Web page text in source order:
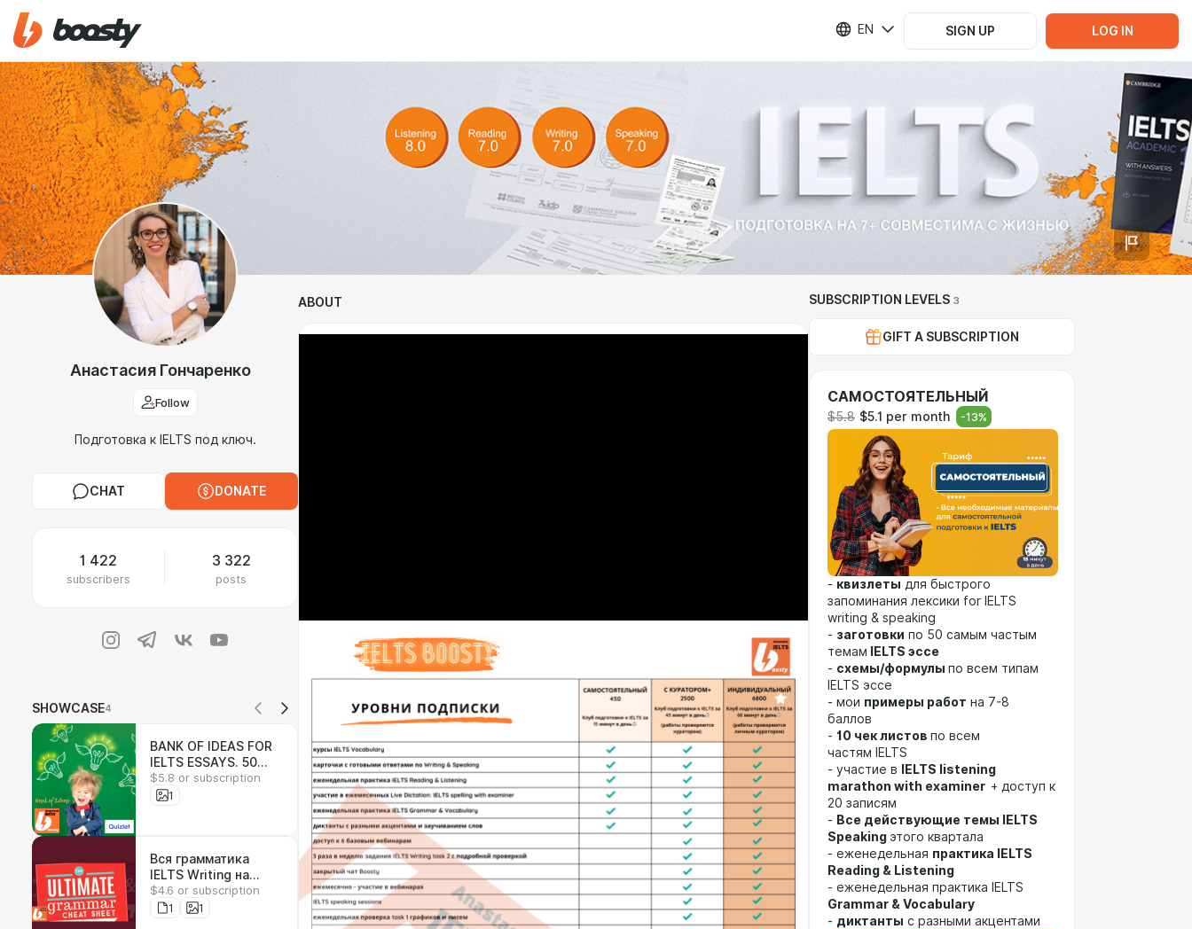
EN SIGN UP LOG IN
Анастасия Гончаренко
Follow
Подготовка к IELTS под ключ.
CHAT DONATE
1 422
subscribers
3 322
posts
SHOWCASE4
BANK OF IDEAS FOR
IELTS ESSAYS. 50
ПЛАНОВ IELTS ЭССЕ
НА ОДНОМ ЭКРАНЕ
$5.8 or subscription
1
Вся грамматика
IELTS Writing на
одном листе
$4.6 or subscription
1
1
ABOUT SUBSCRIPTION LEVELS 3
GIFT A SUBSCRIPTION
САМОСТОЯТЕЛЬНЫЙ
$5.8 $5.1 per month -13%
- квизлеты для быстрого
запоминания лексики for IELTS
writing & speaking
- заготовки по 50 самым частым
темам IELTS эссе
- схемы/формулы по всем типам
IELTS эссе
- мои примеры работ на 7-8
баллов
- 10 чек листов по всем
частям IELTS
- участие в
IELTS listening
marathon with examiner + доступ к
20 записям
- Все действующие темы IELTS
Speaking этого квартала
- еженедельная практика IELTS
Reading & Listening
- еженедельная практика IELTS
Grammar & Vocabulary
- диктанты с разными акцентами